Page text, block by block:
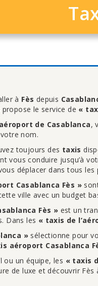
à Fès depuis
propose le service de «
de Casablanca,
nom.
toujours des taxis
vous conduire jusqu’à
déplacer dans tous
Casablanca Fès »
ville avec un budget
Fès » est un
Dans les « taxis de
» sélectionne pour
aéroport Casablanca
ou un équipe, les « taxis
de luxe et découvrir